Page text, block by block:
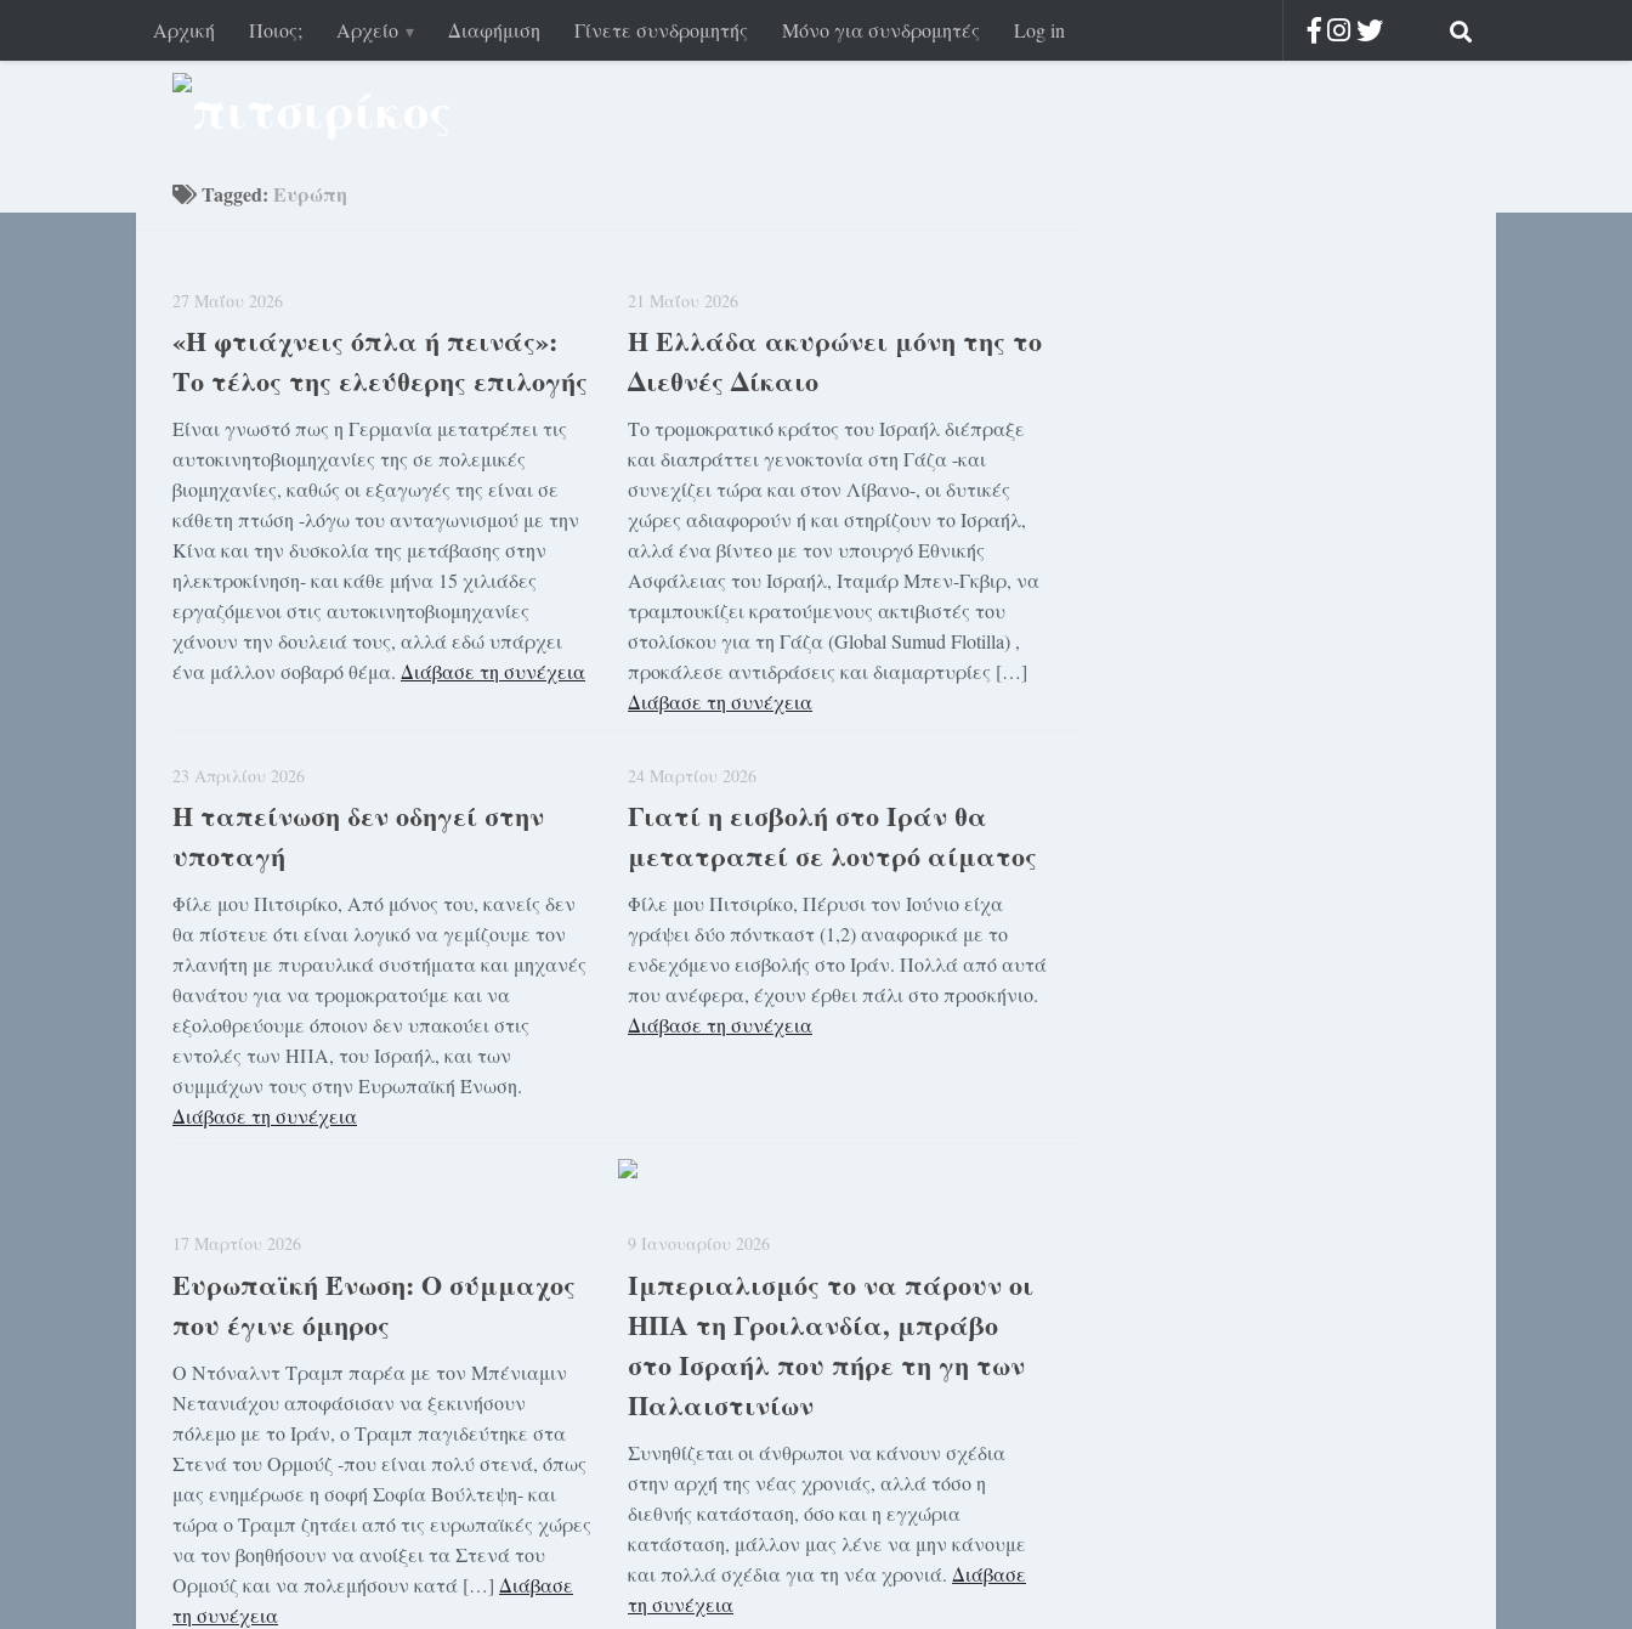
Αρχική Ποιος; Αρχείο Διαφήμιση Γίνετε συνδρομητής Μόνο για συνδρομητές Log in
Tagged: Ευρώπη
27 Μαΐου 2026
«Ή φτιάχνεις όπλα ή πεινάς»:
Το τέλος της ελεύθερης επιλογής
Είναι γνωστό πως η Γερμανία μετατρέπει τις
αυτοκινητοβιομηχανίες της σε πολεμικές
βιομηχανίες, καθώς οι εξαγωγές της είναι σε
κάθετη πτώση -λόγω του ανταγωνισμού με την
Κίνα και την δυσκολία της μετάβασης στην
ηλεκτροκίνηση- και κάθε μήνα 15 χιλιάδες
εργαζόμενοι στις αυτοκινητοβιομηχανίες
χάνουν την δουλειά τους, αλλά εδώ υπάρχει
ένα μάλλον σοβαρό θέμα. Διάβασε τη συνέχεια
21 Μαΐου 2026
Η Ελλάδα ακυρώνει μόνη της το
Διεθνές Δίκαιο
Το τρομοκρατικό κράτος του Ισραήλ διέπραξε
και διαπράττει γενοκτονία στη Γάζα -και
συνεχίζει τώρα και στον Λίβανο-, οι δυτικές
χώρες αδιαφορούν ή και στηρίζουν το Ισραήλ,
αλλά ένα βίντεο με τον υπουργό Εθνικής
Ασφάλειας του Ισραήλ, Ιταμάρ Μπεν-Γκβιρ, να
τραμπουκίζει κρατούμενους ακτιβιστές του
στολίσκου για τη Γάζα (Global Sumud Flotilla) ,
προκάλεσε αντιδράσεις και διαμαρτυρίες […]
Διάβασε τη συνέχεια
23 Απριλίου 2026
Η ταπείνωση δεν οδηγεί στην
υποταγή
Φίλε μου Πιτσιρίκο, Από μόνος του, κανείς δεν
θα πίστευε ότι είναι λογικό να γεμίζουμε τον
πλανήτη με πυραυλικά συστήματα και μηχανές
θανάτου για να τρομοκρατούμε και να
εξολοθρεύουμε όποιον δεν υπακούει στις
εντολές των ΗΠΑ, του Ισραήλ, και των
συμμάχων τους στην Ευρωπαϊκή Ένωση.
Διάβασε τη συνέχεια
24 Μαρτίου 2026
Γιατί η εισβολή στο Ιράν θα
μετατραπεί σε λουτρό αίματος
Φίλε μου Πιτσιρίκο, Πέρυσι τον Ιούνιο είχα
γράψει δύο πόντκαστ (1,2) αναφορικά με το
ενδεχόμενο εισβολής στο Ιράν. Πολλά από αυτά
που ανέφερα, έχουν έρθει πάλι στο προσκήνιο.
Διάβασε τη συνέχεια
17 Μαρτίου 2026
Ευρωπαϊκή Ένωση: Ο σύμμαχος
που έγινε όμηρος
Ο Ντόναλντ Τραμπ παρέα με τον Μπένιαμιν
Νετανιάχου αποφάσισαν να ξεκινήσουν
πόλεμο με το Ιράν, ο Τραμπ παγιδεύτηκε στα
Στενά του Ορμούζ -που είναι πολύ στενά, όπως
μας ενημέρωσε η σοφή Σοφία Βούλτεψη- και
τώρα ο Τραμπ ζητάει από τις ευρωπαϊκές χώρες
να τον βοηθήσουν να ανοίξει τα Στενά του
Ορμούζ και να πολεμήσουν κατά […] Διάβασε
τη συνέχεια
9 Ιανουαρίου 2026
Ιμπεριαλισμός το να πάρουν οι
ΗΠΑ τη Γροιλανδία, μπράβο
στο Ισραήλ που πήρε τη γη των
Παλαιστινίων
Συνηθίζεται οι άνθρωποι να κάνουν σχέδια
στην αρχή της νέας χρονιάς, αλλά τόσο η
διεθνής κατάσταση, όσο και η εγχώρια
κατάσταση, μάλλον μας λένε να μην κάνουμε
και πολλά σχέδια για τη νέα χρονιά. Διάβασε
τη συνέχεια